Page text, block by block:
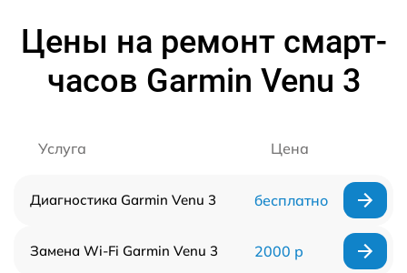
Цены на ремонт смарт-
часов Garmin Venu 3
Услуга Цена
Диагностика Garmin Venu 3 бесплатно
Замена Wi-Fi Garmin Venu 3 2000 р